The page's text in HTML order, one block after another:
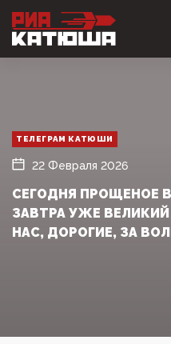
ТЕЛЕГРАМ КАТЮШИ
22 Февраля 2026
СЕГОДНЯ ПРОЩЕНОЕ
ЗАВТРА УЖЕ
НАС, ДОРОГИЕ, ЗА